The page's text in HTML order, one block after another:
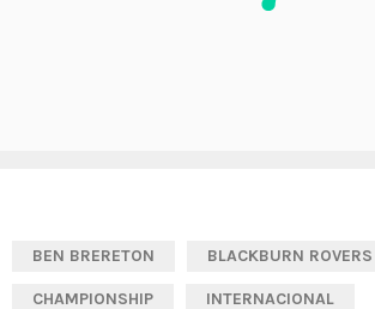
BEN BRERETON BLACKBURN ROVERS
CHAMPIONSHIP INTERNACIONAL